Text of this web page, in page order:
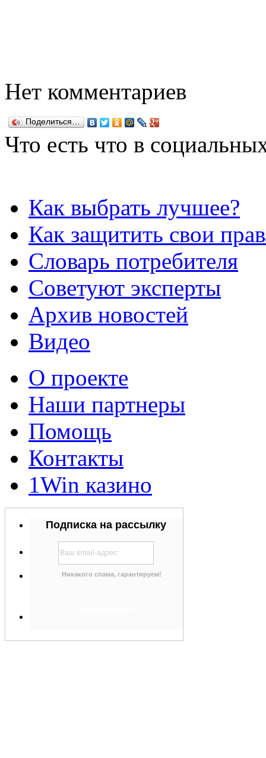
Нет комментариев
Поделиться…
Что есть что в
Как выбрать лучшее?
Как защитить свои
Словарь потребителя
Советуют эксперты
Архив новостей
Видео
О проекте
Наши партнеры
Помощь
Контакты
1Win казино
Подписка на рассылку
Никакого спама, гарантируем!